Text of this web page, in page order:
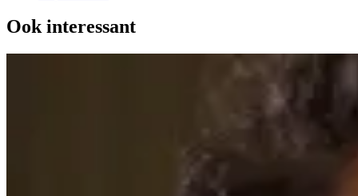
Ook interessant